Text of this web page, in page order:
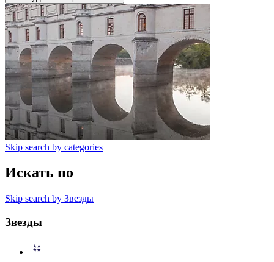
Skip search by categories
Искать по
Skip search by Звезды
Звезды